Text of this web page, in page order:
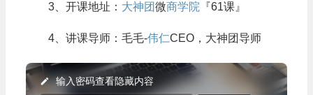
3、开课地址： 大神团微商学院 『61课』
4、讲课导师：毛毛-伟仁CEO，大神团导师
输入密码查看隐藏内容